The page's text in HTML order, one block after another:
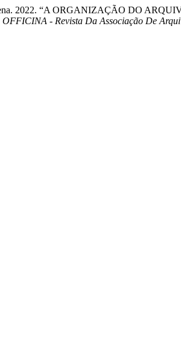
2022. “A ORGANIZAÇÃO DO
OFFICINA - Revista Da Associação De